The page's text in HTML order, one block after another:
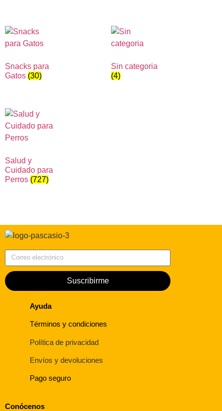
Snacks para
Gatos (30)
Sin categoria
(4)
Salud y
Cuidado para
Perros (727)
Suscribirme
Ayuda
Términos y condiciones
Política de privacidad
Envíos y devoluciones
Pago seguro
Conócenos